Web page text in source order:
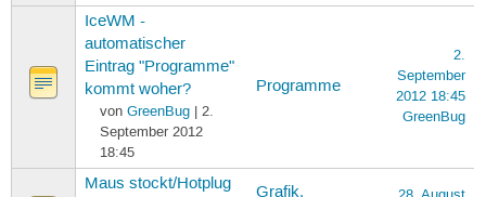
IceWM -
automatischer
Eintrag "Programme"
kommt woher?
von GreenBug| 2.
September 2012
18:45
Programme
2.
September
2012 18:45
GreenBug
Maus stockt/Hotplug
Grafik,